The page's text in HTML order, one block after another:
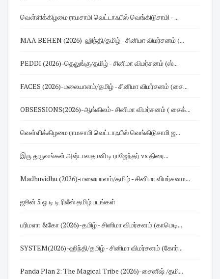
வெள்ளிக்கிழமை ராமசாமி வெட்டாஃபீஸ் வெங்கிடுசாமி - ...
MAA BEHEN (2026)-ஹிந்தி/தமிழ் - சினிமா விமர்சனம் (...
PEDDI (2026)-தெலுங்கு/தமிழ் - சினிமா விமர்சனம் (ஸ்...
FACES (2026)-மலையாளம்/தமிழ் - சினிமா விமர்சனம் (சை...
OBSESSIONS(2026)-ஆங்கிலம்- சினிமா விமர்சனம் ( சைக்...
வெள்ளிக்கிழமை ராமசாமி வெட்டாஃபீஸ் வெங்கிடுசாமி ஜ...
இரு துருவங்கள் அஷ்டாவதானி டி ராஜேந்தர் vs திரை...
Madhuvidhu (2026)-மலையாளம்/தமிழ் - சினிமா விமர்சனம...
ஜூன் 5 ஓ டி டி ரிலீஸ் தமிழ் படங்கள்
பரிமளா &கோ (2026)-தமிழ் - சினிமா விமர்சனம் (காமெடி...
SYSTEM(2026)-ஹிந்தி/தமிழ் - சினிமா விமர்சனம் (கோர்...
Panda Plan 2: The Magical Tribe (2026)-சைனீஷ் /தமி...